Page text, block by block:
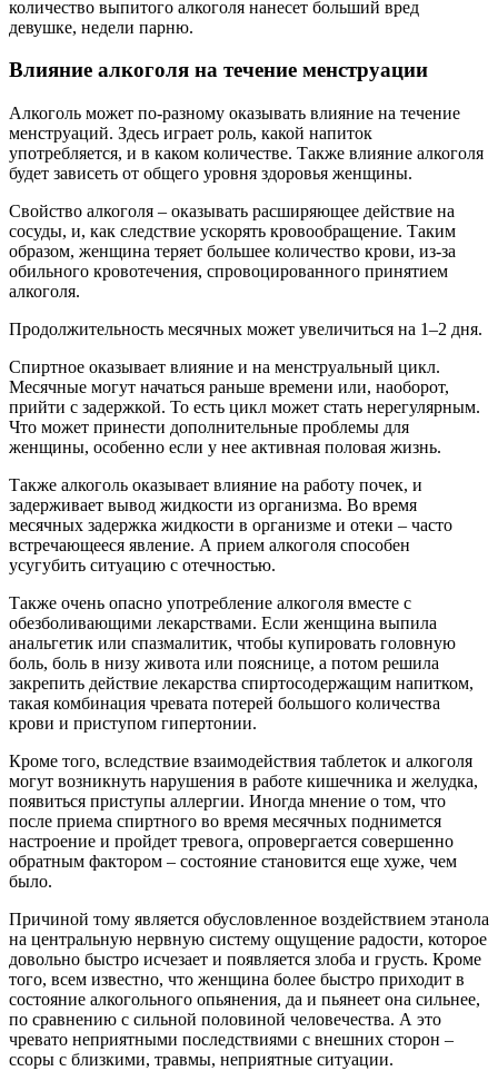
количество выпитого алкоголя нанесет больший вред
девушке, недели парню.
Влияние алкоголя на течение менструации
Алкоголь может по-разному оказывать влияние на течение
менструаций. Здесь играет роль, какой напиток
употребляется, и в каком количестве. Также влияние алкоголя
будет зависеть от общего уровня здоровья женщины.
Свойство алкоголя – оказывать расширяющее действие на
сосуды, и, как следствие ускорять кровообращение. Таким
образом, женщина теряет большее количество крови, из-за
обильного кровотечения, спровоцированного принятием
алкоголя.
Продолжительность месячных может увеличиться на 1–2 дня.
Спиртное оказывает влияние и на менструальный цикл.
Месячные могут начаться раньше времени или, наоборот,
прийти с задержкой. То есть цикл может стать нерегулярным.
Что может принести дополнительные проблемы для
женщины, особенно если у нее активная половая жизнь.
Также алкоголь оказывает влияние на работу почек, и
задерживает вывод жидкости из организма. Во время
месячных задержка жидкости в организме и отеки – часто
встречающееся явление. А прием алкоголя способен
усугубить ситуацию с отечностью.
Также очень опасно употребление алкоголя вместе с
обезболивающими лекарствами. Если женщина выпила
анальгетик или спазмалитик, чтобы купировать головную
боль, боль в низу живота или пояснице, а потом решила
закрепить действие лекарства спиртосодержащим напитком,
такая комбинация чревата потерей большого количества
крови и приступом гипертонии.
Кроме того, вследствие взаимодействия таблеток и алкоголя
могут возникнуть нарушения в работе кишечника и желудка,
появиться приступы аллергии. Иногда мнение о том, что
после приема спиртного во время месячных поднимется
настроение и пройдет тревога, опровергается совершенно
обратным фактором – состояние становится еще хуже, чем
было.
Причиной тому является обусловленное воздействием этанола
на центральную нервную систему ощущение радости, которое
довольно быстро исчезает и появляется злоба и грусть. Кроме
того, всем известно, что женщина более быстро приходит в
состояние алкогольного опьянения, да и пьянеет она сильнее,
по сравнению с сильной половиной человечества. А это
чревато неприятными последствиями с внешних сторон –
ссоры с близкими, травмы, неприятные ситуации.